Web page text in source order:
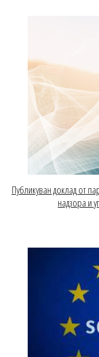
Публикуван доклад от
надзора и